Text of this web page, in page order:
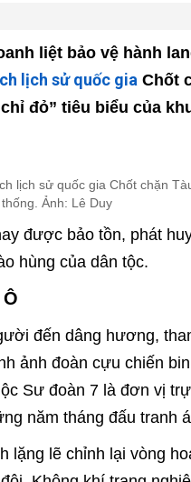
liệt bảo vệ hành
lịch sử quốc gia Chốt
đỏ” tiêu biểu của
lịch sử quốc gia Chốt chặn
Ảnh: Lê Duy
được bảo tồn, phát
hùng của dân tộc.
đến dâng hương,
ảnh đoàn cựu chiến
Sư đoàn 7 là đơn vị
năm tháng đấu tranh
lẽ chỉnh lại vòng